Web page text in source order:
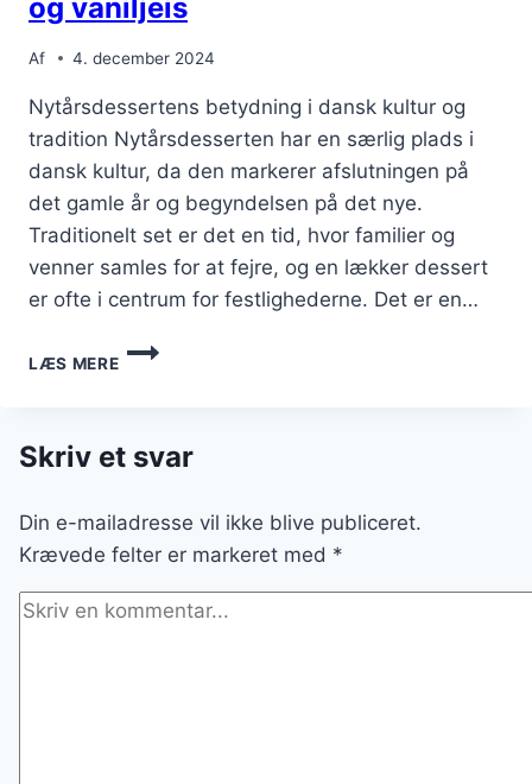
og vaniljeis
Af 4. december 2024
Nytårsdessertens betydning i dansk kultur og
tradition Nytårsdesserten har en særlig plads i
dansk kultur, da den markerer afslutningen på
det gamle år og begyndelsen på det nye.
Traditionelt set er det en tid, hvor familier og
venner samles for at fejre, og en lækker dessert
er ofte i centrum for festlighederne. Det er en…
LÆS MERE
NYTÅRSDESSERT
MED
VANILJEIS
Skriv et svar
Din e-mailadresse vil ikke blive publiceret.
Krævede felter er markeret med *